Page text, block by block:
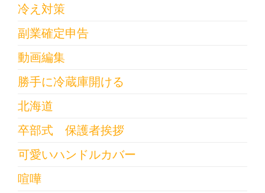
冷え対策
副業確定申告
動画編集
勝手に冷蔵庫開ける
北海道
卒部式 保護者挨拶
可愛いハンドルカバー
喧嘩